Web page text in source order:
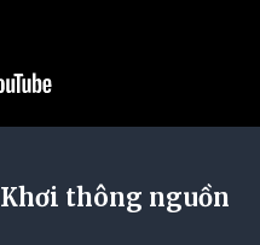
Khơi thông nguồn